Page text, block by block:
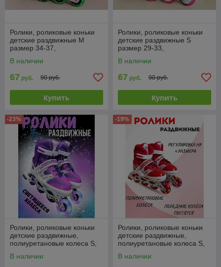
Ролики, роликовые коньки
детские раздвижные M
размер 34-37,
салатовые
В наличии
67 руб. 90 руб.
Купить
Ролики, роликовые коньки
детские раздвижные S
размер 29-33,
розовые
В наличии
67 руб. 90 руб.
Купить
-23%
Ролики, роликовые коньки
детские раздвижные,
полиуретановые колеса S,
В наличии
-19%
Ролики, роликовые коньки
детские раздвижные,
полиуретановые колеса S,
В наличии